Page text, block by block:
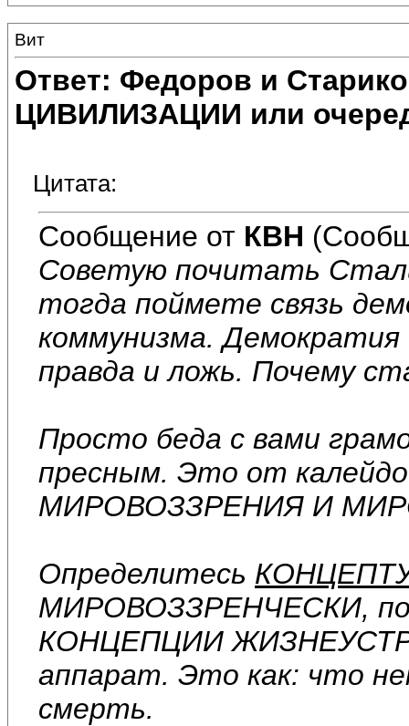
Вит
Ответ: Федоров и
ЦИВИЛИЗАЦИИ или
Цитата:
Сообщение от КВН
Советую почитать
тогда поймете связь
коммунизма. Демократия
правда и ложь. Почему
Просто беда с вами
пресным. Это от
МИРОВОЗЗРЕНИЯ И
Определитесь
МИРОВОЗЗРЕНЧЕСКИ,
КОНЦЕПЦИИ
аппарат. Это как: что
смерть.